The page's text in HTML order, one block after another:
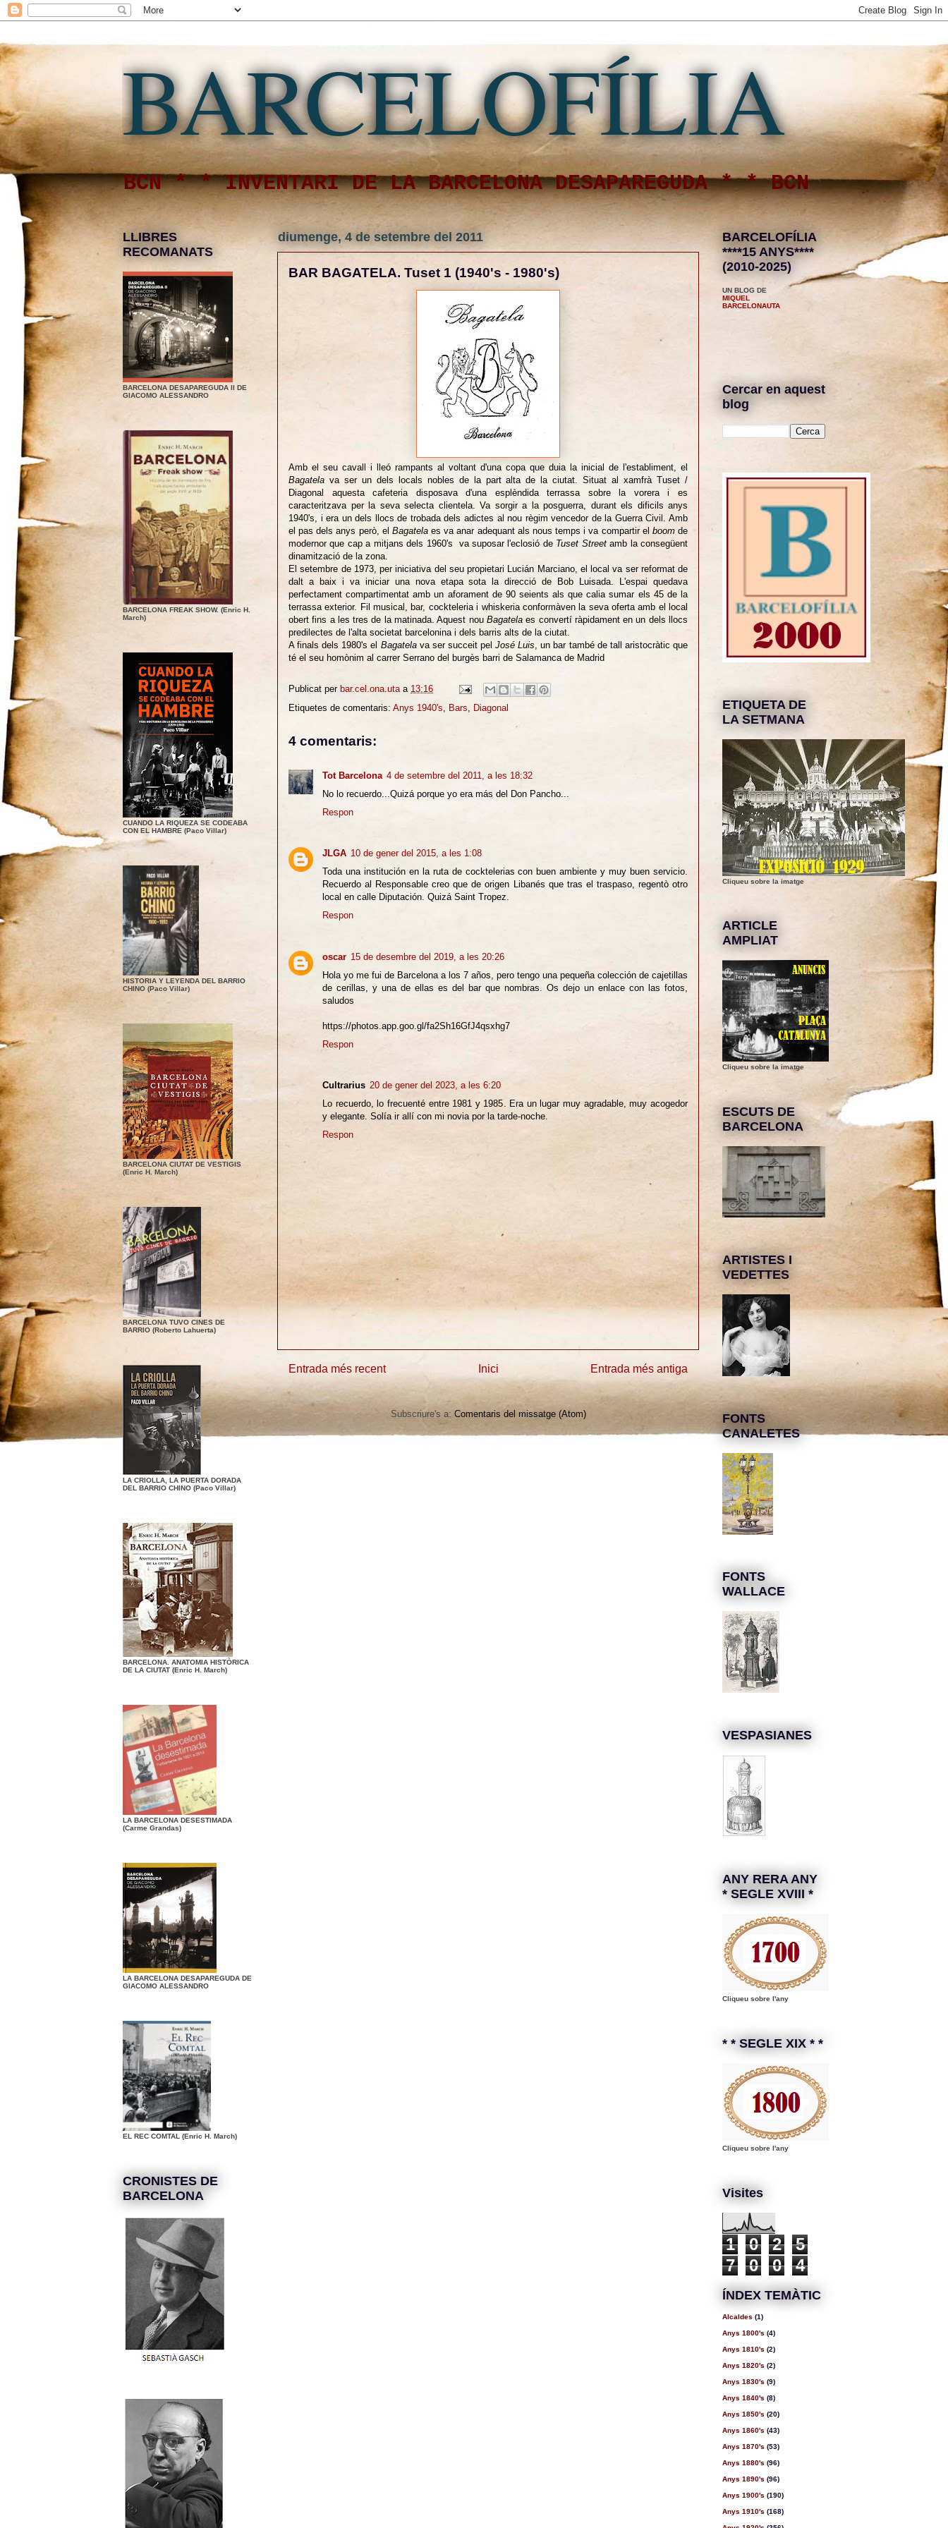
BARCELOFÍLIA
BCN * * INVENTARI DE LA BARCELONA DESAPAREGUDA * * BCN
diumenge, 4 de setembre del 2011
BAR BAGATELA. Tuset 1 (1940's - 1980's)
Amb el seu cavall i lleó rampants al voltant d'una copa que duia la inicial de l'establiment, el
Bagatela va ser un dels locals nobles de la part alta de la ciutat. Situat al xamfrà Tuset /
Diagonal aquesta cafeteria disposava d'una esplèndida terrassa sobre la vorera i es
caracteritzava per la seva selecta clientela. Va sorgir a la posguerra, durant els dificils anys
1940's, i era un dels llocs de trobada dels adictes al nou règim vencedor de la Guerra Civil. Amb
el pas dels anys però, el Bagatelaes va anar adequant als nous temps i va compartir el boomde
modernor que cap a mitjans dels 1960's va suposar l'eclosió de Tuset Streetamb la consegüent
dinamització de la zona.
El setembre de 1973, per iniciativa del seu propietari Lucián Marciano, el local va ser reformat de
dalt a baix i va iniciar una nova etapa sota la direcció de Bob Luisada. L'espai quedava
perfectament compartimentat amb un aforament de 90 seients als que calia sumar els 45 de la
terrassa exterior. Fil musical, bar, cockteleria i whiskeria conformàven la seva oferta amb el local
obert fins a les tres de la matinada. Aquest nou Bagatelaes convertí ràpidament en un dels llocs
predilectes de l'alta societat barcelonina i dels barris alts de la ciutat.
A finals dels 1980's el Bagatela va ser succeit pelJosé Luis, un bar també de tall aristocràtic que
té el seu homònim al carrer Serrano del burgès barri de Salamanca de Madrid
Publicat per bar.cel.ona.uta a 13:16
Etiquetes de comentaris: Anys 1940's, Bars, Diagonal
4 comentaris:
Tot Barcelona 4 de setembre del 2011, a les 18:32
No lo recuerdo...Quizá porque yo era más del Don Pancho...
Respon
JLGA 10 de gener del 2015, a les 1:08
Toda una institución en la ruta de cocktelerias con buen ambiente y muy buen servicio.
Recuerdo al Responsable creo que de origen Libanés que tras el traspaso, regentò otro
local en calle Diputación. Quizá Saint Tropez.
Respon
oscar 15 de desembre del 2019, a les 20:26
Hola yo me fui de Barcelona a los 7 años, pero tengo una pequeña colección de cajetillas
de cerillas, y una de ellas es del bar que nombras. Os dejo un enlace con las fotos,
saludos
https://photos.app.goo.gl/fa2Sh16GfJ4qsxhg7
Respon
Cultrarius 20 de gener del 2023, a les 6:20
Lo recuerdo, lo frecuenté entre 1981 y 1985. Era un lugar muy agradable, muy acogedor
y elegante. Solía ir allí con mi novia por la tarde-noche.
Respon
Entrada més recent Entrada més antiga
Inici
Subscriure's a: Comentaris del missatge (Atom)
LLIBRES
RECOMANATS
BARCELONA DESAPAREGUDA II DE
GIACOMO ALESSANDRO
BARCELONA FREAK SHOW. (Enric H.
March)
CUANDO LA RIQUEZA SE CODEABA
CON EL HAMBRE (Paco Villar)
HISTORIA Y LEYENDA DEL BARRIO
CHINO (Paco Villar)
BARCELONA CIUTAT DE VESTIGIS
(Enric H. March)
BARCELONA TUVO CINES DE
BARRIO (Roberto Lahuerta)
LA CRIOLLA, LA PUERTA DORADA
DEL BARRIO CHINO (Paco Villar)
BARCELONA. ANATOMIA HISTÒRICA
DE LA CIUTAT (Enric H. March)
LA BARCELONA DESESTIMADA
(Carme Grandas)
LA BARCELONA DESAPAREGUDA DE
GIACOMO ALESSANDRO
EL REC COMTAL (Enric H. March)
CRONISTES DE
BARCELONA
BARCELOFÍLIA
****15 ANYS****
(2010-2025)
UN BLOG DE
MIQUEL
BARCELONAUTA
Cercar en aquest
blog
ETIQUETA DE
LA SETMANA
Cliqueu sobre la imatge
ARTICLE
AMPLIAT
Cliqueu sobre la imatge
ESCUTS DE
BARCELONA
ARTISTES I
VEDETTES
FONTS
CANALETES
FONTS
WALLACE
VESPASIANES
ANY RERA ANY
* SEGLE XVIII *
Cliqueu sobre l'any
* * SEGLE XIX * *
Cliqueu sobre l'any
Visites
1 0 2
5
7
0 0 4
ÍNDEX TEMÀTIC
Alcaldes (1)
Anys 1800's (4)
Anys 1810's (2)
Anys 1820's (2)
Anys 1830's (9)
Anys 1840's (8)
Anys 1850's (20)
Anys 1860's (43)
Anys 1870's (53)
Anys 1880's (96)
Anys 1890's (96)
Anys 1900's (190)
Anys 1910's (168)